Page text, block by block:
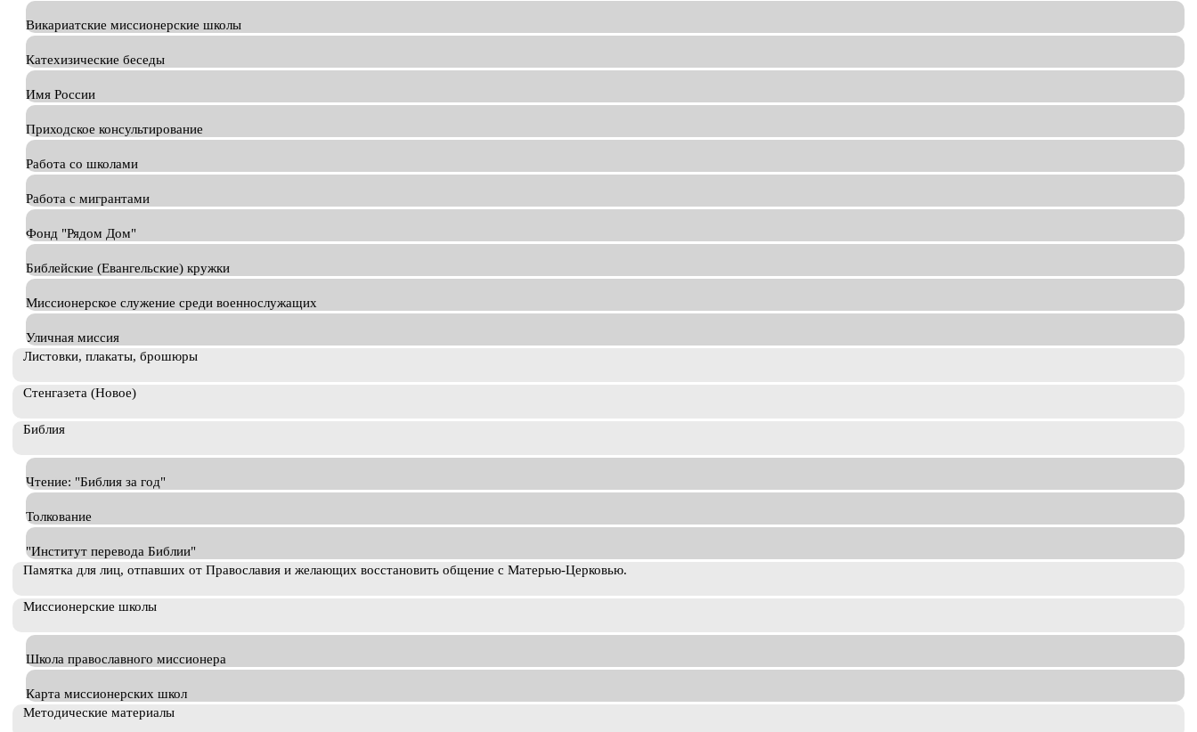
Викариатские миссионерские школы
Катехизические беседы
Имя России
Приходское консультирование
Работа со школами
Работа с мигрантами
Фонд "Рядом Дом"
Библейские (Евангельские) кружки
Миссионерское служение среди военнослужащих
Уличная миссия
Листовки, плакаты, брошюры
Стенгазета (Новое)
Библия
Чтение: "Библия за год"
Толкование
"Институт перевода Библии"
Памятка для лиц, отпавших от Православия и желающих восстановить общение с Матерью-Церковью.
Миссионерские школы
Школа православного миссионера
Карта миссионерских школ
Методические материалы